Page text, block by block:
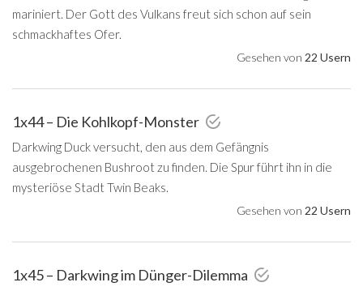
mariniert. Der Gott des Vulkans freut sich schon auf sein
schmackhaftes Ofer.
Gesehen von 22 Usern
1x44 – Die Kohlkopf-Monster
Darkwing Duck versucht, den aus dem Gefängnis
ausgebrochenen Bushroot zu finden. Die Spur führt ihn in die
mysteriöse Stadt Twin Beaks.
Gesehen von 22 Usern
1x45 – Darkwing im Dünger-Dilemma